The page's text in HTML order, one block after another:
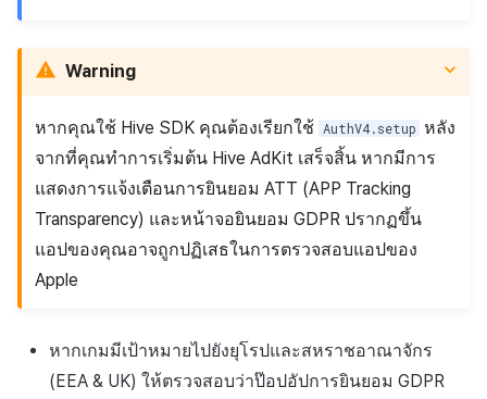
Warning
หากคุณใช้ Hive SDK คุณต้องเรียกใช้ AuthV4.setup หลัง
จากที่คุณทำการเริ่มต้น Hive AdKit เสร็จสิ้น หากมีการ
แสดงการแจ้งเตือนการยินยอม ATT (APP Tracking
Transparency) และหน้าจอยินยอม GDPR ปรากฏขึ้น
แอปของคุณอาจถูกปฏิเสธในการตรวจสอบแอปของ
Apple
หากเกมมีเป้าหมายไปยังยุโรปและสหราชอาณาจักร
(EEA & UK) ให้ตรวจสอบว่าป๊อปอัปการยินยอม GDPR